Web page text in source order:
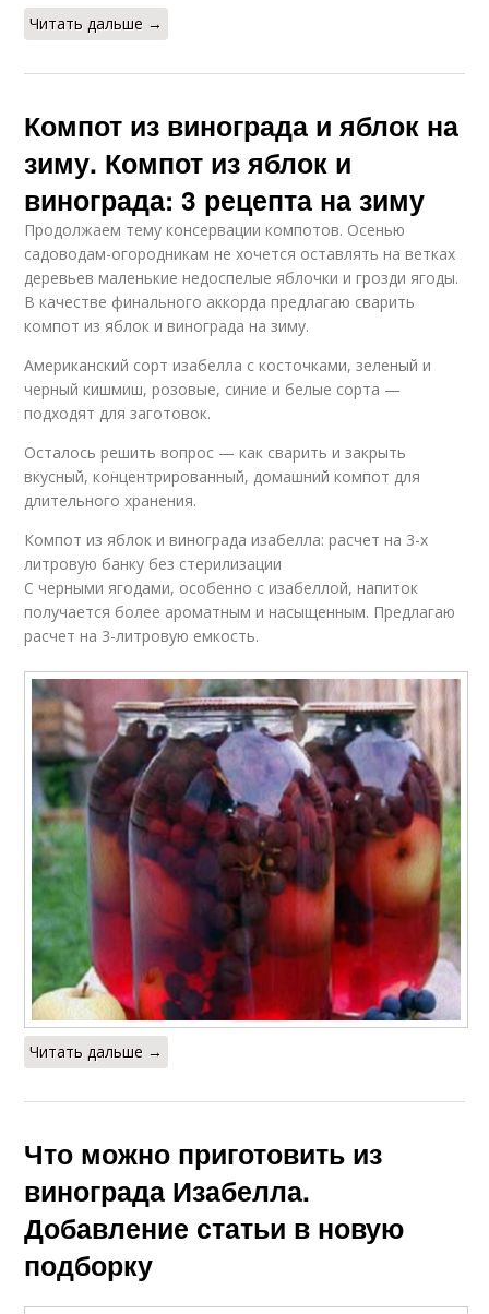
Читать дальше →
Компот из винограда и яблок на
зиму. Компот из яблок и
винограда: 3 рецепта на зиму
Продолжаем тему консервации компотов. Осенью
садоводам-огородникам не хочется оставлять на ветках
деревьев маленькие недоспелые яблочки и грозди ягоды.
В качестве финального аккорда предлагаю сварить
компот из яблок и винограда на зиму.
Американский сорт изабелла с косточками, зеленый и
черный кишмиш, розовые, синие и белые сорта —
подходят для заготовок.
Осталось решить вопрос — как сварить и закрыть
вкусный, концентрированный, домашний компот для
длительного хранения.
Компот из яблок и винограда изабелла: расчет на 3-х
литровую банку без стерилизации
С черными ягодами, особенно с изабеллой, напиток
получается более ароматным и насыщенным. Предлагаю
расчет на 3-литровую емкость.
Читать дальше →
Что можно приготовить из
винограда Изабелла.
Добавление статьи в новую
подборку